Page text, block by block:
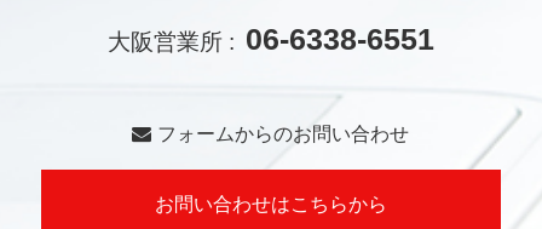
大阪営業所 : 06-6338-6551
フォームからのお問い合わせ
お問い合わせはこちらから